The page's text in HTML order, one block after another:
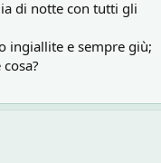
di notte con tutti gli
ingiallite e sempre giù;